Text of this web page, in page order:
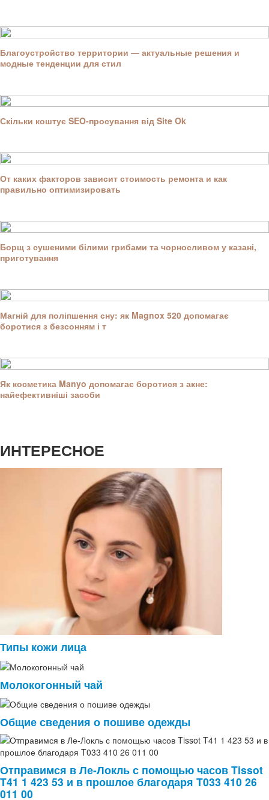
Благоустройство территории — актуальные решения и
модные тенденции для стил
Скільки коштує SEO-просування від Site Ok
От каких факторов зависит стоимость ремонта и как
правильно оптимизировать
Борщ з сушеними білими грибами та чорносливом у казані,
приготування
Магній для поліпшення сну: як Magnox 520 допомагає
боротися з безсонням і т
Як косметика Manyo допомагає боротися з акне:
найефективніші засоби
ИНТЕРЕСНОЕ
Типы кожи лица
Молокогонный чай
Общие сведения о пошиве одежды
Отправимся в Ле-Локль с помощью часов Tissot
T41 1 423 53 и в прошлое благодаря T033 410 26
011 00